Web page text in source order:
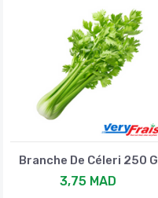
Branche De Céleri 250 G
3,75 MAD